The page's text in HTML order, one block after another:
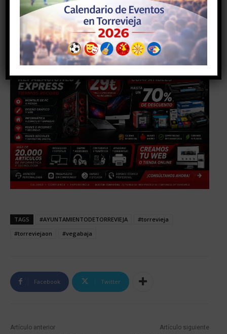
- Anuncio -
TAGS #AYUNTAMIENTODETORREVIEJA
#torrevieja
#torreviejaon
#vegabaja
Facebook Twitter
Artículo anterior Artículo siguiente